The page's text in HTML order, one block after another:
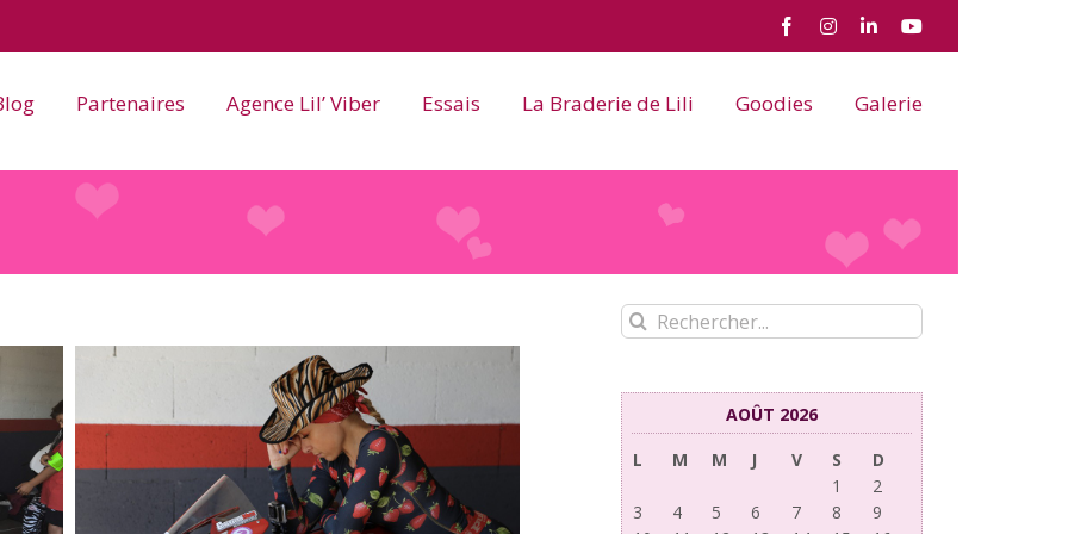
FacebookInstagram
LinkedInYouTube
Partenaires Agence Lil’ Viber Essais La Braderie de Lili Goodies Galerie
Rechercher:
AOÛT 2026
L
M M J V S
D
1
2
3
4 5 6 7 8
9